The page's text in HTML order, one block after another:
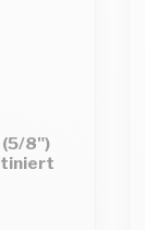
(5/8")